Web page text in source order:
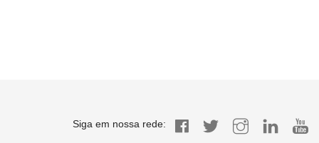
Siga em nossa rede: